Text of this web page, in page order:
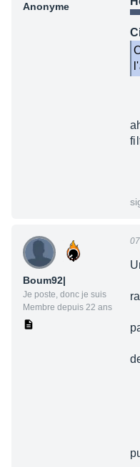
Anonyme
Boum92|
Je poste, donc je suis
Membre depuis 22 ans